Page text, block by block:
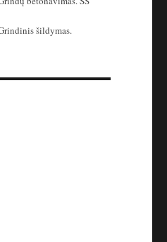
šildymas.